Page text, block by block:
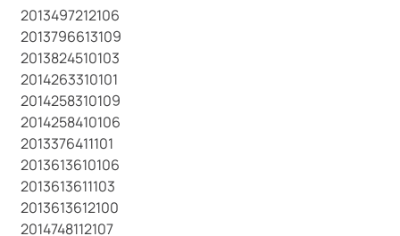
2013497212106
2013796613109
2013824510103
2014263310101
2014258310109
2014258410106
2013376411101
2013613610106
2013613611103
2013613612100
2014748112107